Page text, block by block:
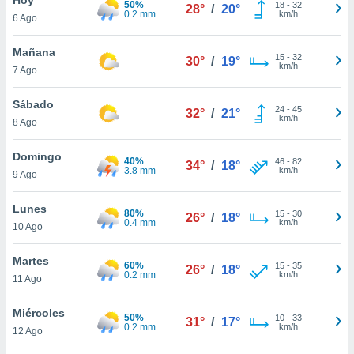
y
en
más
de
6 Ago
50%
0.2 mm
28° / 20° 18- 32
km/h
Mañana
7 Ago
30° / 19° 15- 32
km/h
Sábado
8 Ago
32° / 21° 24- 45
km/h
Domingo
9 Ago
40%
3.8 mm
34° / 18° 46- 82
km/h
Lunes
10 Ago
80%
0.4 mm
26° / 18° 15- 30
km/h
Martes
11 Ago
60%
0.2 mm
26° / 18° 15- 35
km/h
Miércoles
12 Ago
50%
0.2 mm
31° / 17° 10- 33
km/h